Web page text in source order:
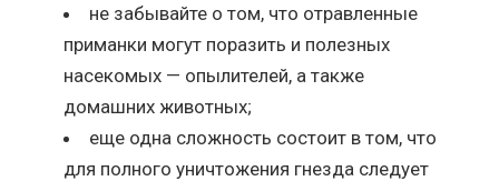
не забывайте о том, что отравленные
приманки могут поразить и полезных
насекомых — опылителей, а также
домашних животных;
еще одна сложность состоит в том, что
для полного уничтожения гнезда следует